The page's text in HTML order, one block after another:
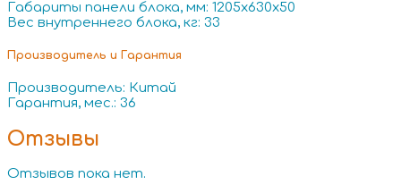
Габариты панели блока, мм: 1205x630x50
Вес внутреннего блока, кг: 33
Производитель и Гарантия
Производитель: Китай
Гарантия, мес.: 36
Отзывы
Отзывов пока нет.